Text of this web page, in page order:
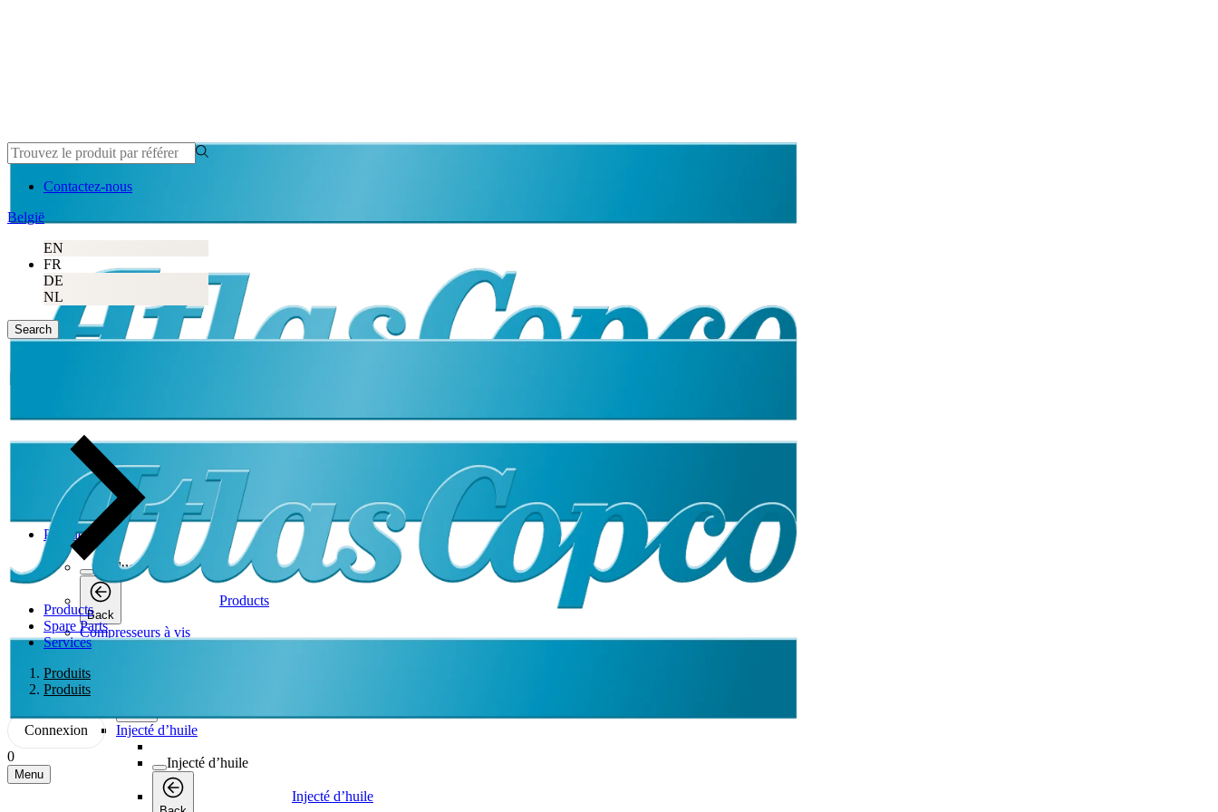
Contactez-nous
België
EN
FR
DE
NL
Search
Products
Spare Parts
Services
Produits
Produits
Connexion
0
Menu
Products
Products
Back
Products
Compresseurs à vis
Back
Injecté d’huile
Injecté d’huile
Injecté d’huile